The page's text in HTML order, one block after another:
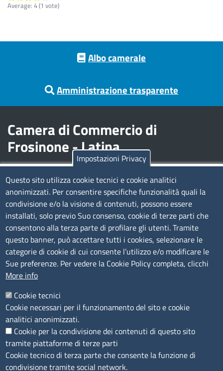
Average: 4(1 vote)
Albo camerale
Amministrazione trasparente
Camera di Commercio di
Frosinone - Latina
Contatti
Sede Legale di Latina: Viale Umberto I, 80 - 04100 (LT)
tel. 0773/6721
Sede di Frosinone: Via Alcide De Gasperi, 1 - 03100 (FR)
tel. 0775/2751
Peccciaa@pec.frlt.camcom.it
Ufficio relazioni con il pubblico
Codice Fiscale e Partita Iva: 02957560598
Codice univoco ufficio fatt.elettronica: 1TOEDU
Seguici su
Impostazioni Privacy
Questo sito utilizza cookie tecnici e cookie analitici
anonimizzati. Per consentire specifiche funzionalità quali la
condivisione e/o la visione di contenuti, possono essere
installati, solo previo Suo consenso, cookie di terze parti che
consentono alla terza parte di profilare gli utenti. Tramite
questo banner, può accettare tutti i cookies, selezionare le
categorie di cookie di cui consente l’utilizzo e/o modificare le
Sue preferenze. Per vedere la Cookie Policy completa, clicchi
More info
Cookie tecnici
Cookie necessari per il funzionamento del sito e cookie
analitici anonimizzati.
Cookie per la condivisione dei contenuti di questo sito
tramite piattaforme di terze parti
Cookie tecnico di terza parte che consente la funzione di
condivisione tramite social network.